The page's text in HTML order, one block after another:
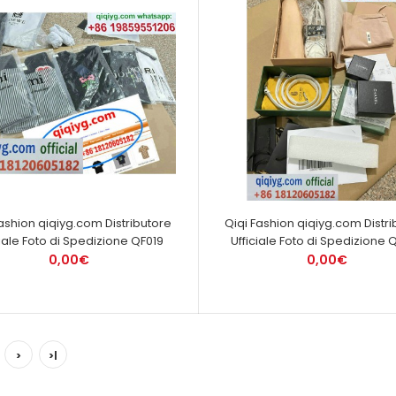
qiqiyg.com Distributore
Foto di Spedizione QF019
0,00€
Qiqi Fashion qiqiyg.com
Ufficiale Foto di Spedizione
0,00€
> >|